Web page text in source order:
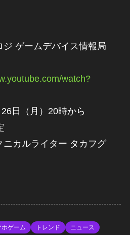
ゲームデバイス情報局
watch?
日（月）20時から
カルライター タカフグ
ホゲーム トレンド
ニュース